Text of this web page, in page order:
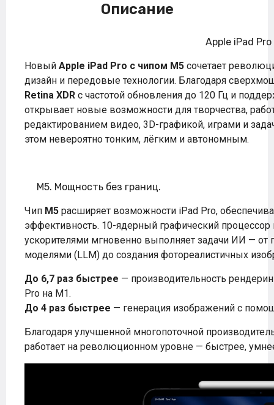
Описание
Apple iPad
Новый Apple iPad Pro с чипом M5 сочетает
дизайн и передовые технологии. Благодаря
Retina XDR с частотой обновления до 120 Гц и
открывает новые возможности для творчества,
редактированием видео, 3D-графикой, играми и
этом невероятно тонким, лёгким и автономным.
M5. Мощность без границ.
Чип M5 расширяет возможности iPad Pro,
эффективность. 10-ядерный графический
ускорителями мгновенно выполняет задачи ИИ —
моделями (LLM) до создания фотореалистичных
До 6,7 раз быстрее — производительность
Pro на M1.
До 4 раз быстрее — генерация изображений с
Благодаря улучшенной многопоточной
работает на революционном уровне — быстрее,